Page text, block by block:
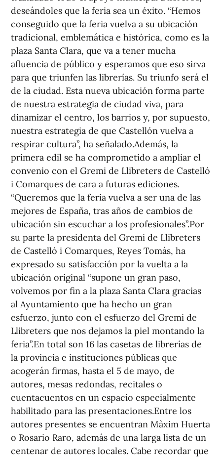
deseándoles que la feria sea un éxito. “Hemos
conseguido que la feria vuelva a su ubicación
tradicional, emblemática e histórica, como es la
plaza Santa Clara, que va a tener mucha
afluencia de público y esperamos que eso sirva
para que triunfen las librerías. Su triunfo será el
de la ciudad. Esta nueva ubicación forma parte
de nuestra estrategia de ciudad viva, para
dinamizar el centro, los barrios y, por supuesto,
nuestra estrategia de que Castellón vuelva a
respirar cultura”, ha señalado.Además, la
primera edil se ha comprometido a ampliar el
convenio con el Gremi de Llibreters de Castelló
i Comarques de cara a futuras ediciones.
“Queremos que la feria vuelva a ser una de las
mejores de España, tras años de cambios de
ubicación sin escuchar a los profesionales”.Por
su parte la presidenta del Gremi de Llibreters
de Castelló i Comarques, Reyes Tomás, ha
expresado su satisfacción por la vuelta a la
ubicación original “supone un gran paso,
volvemos por fin a la plaza Santa Clara gracias
al Ayuntamiento que ha hecho un gran
esfuerzo, junto con el esfuerzo del Gremi de
Llibreters que nos dejamos la piel montando la
feria”.En total son 16 las casetas de librerías de
la provincia e instituciones públicas que
acogerán firmas, hasta el 5 de mayo, de
autores, mesas redondas, recitales o
cuentacuentos en un espacio especialmente
habilitado para las presentaciones.Entre los
autores presentes se encuentran Màxim Huerta
o Rosario Raro, además de una larga lista de un
centenar de autores locales. Cabe recordar que